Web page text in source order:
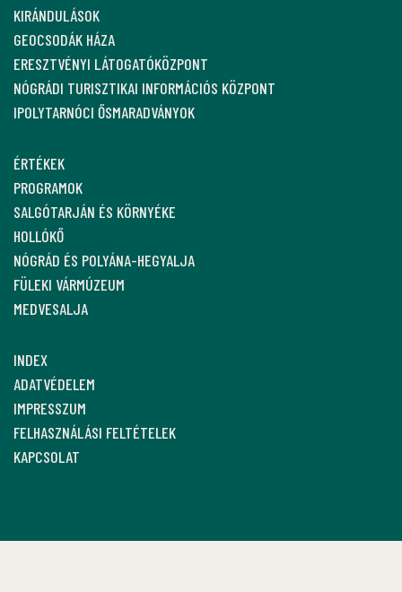
KIRÁNDULÁSOK
GEOCSODÁK HÁZA
ERESZTVÉNYI LÁTOGATÓKÖZPONT
NÓGRÁDI TURISZTIKAI INFORMÁCIÓS KÖZPONT
IPOLYTARNÓCI ŐSMARADVÁNYOK
ÉRTÉKEK
PROGRAMOK
SALGÓTARJÁN ÉS KÖRNYÉKE
HOLLÓKŐ
NÓGRÁD ÉS POLYÁNA-HEGYALJA
FÜLEKI VÁRMÚZEUM
MEDVESALJA
INDEX
ADATVÉDELEM
IMPRESSZUM
FELHASZNÁLÁSI FELTÉTELEK
KAPCSOLAT